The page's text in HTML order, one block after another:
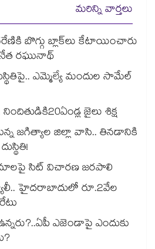
మరిన్ని వార్తలు
బొగ్గు బ్లాక్‌‌‌‌‌‌‌‌లు కేటాయించారు
రఘునాథ్
ఎమ్మెల్యే మందుల సామేల్
జైలు శిక్ష
జగిత్యాల జిల్లా వాసి.. తినడానికి
సిట్‌‌‌‌‌‌‌‌‌‌‌‌‌‌‌‌‌‌‌‌‌‌‌‌‌‌‌‌‌‌‌‌ విచారణ జరపాలి
ర్యాలీ.. హైదరాబాదులో రూ.2వేల
ఎజెండాపై ఎందుకు